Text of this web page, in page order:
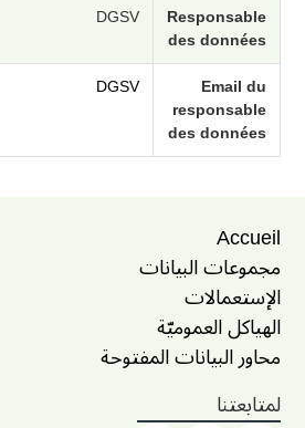
Responsable
des données
DGSV
Email du
responsable
des données
DGSV
Accueil
مجموعات البيانات
الإستعمالات
الهياكل العموميّة
محاور البيانات المفتوحة
لمتابعتنا